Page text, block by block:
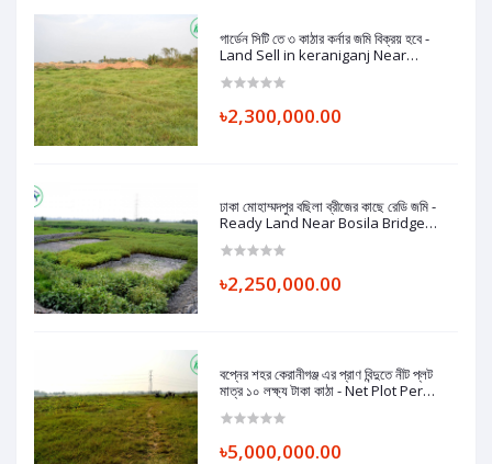
গার্ডেন সিটি তে ৩ কাঠার কর্নার জমি বিক্রয় হবে -
Land Sell in keraniganj Near
৳2,300,000.00
ঢাকা মোহাম্মদপুর বছিলা ব্রীজের কাছে রেডি জমি -
Ready Land Near Bosila Bridge
৳2,250,000.00
বপ্নের শহর কেরানীগঞ্জ এর প্রাণ বিন্দুতে নীট প্লট
মাত্র ১০ লক্ষ্য টাকা কাঠা - Net Plot Per
Land in Keraniganj
৳5,000,000.00